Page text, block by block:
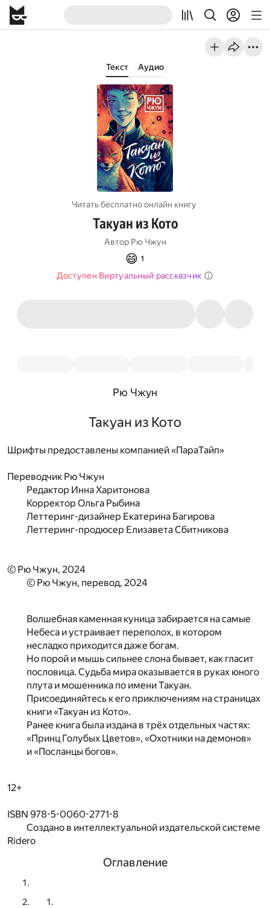
Текст Аудио
Читать бесплатно онлайн книгу
Такуан из Кото
Автор Рю Чжун
😄 1
Доступен Виртуальный рассказчик
Рю Чжун
Такуан из Кото
Шрифты предоставлены компанией «ПараТайп»
Переводчик Рю Чжун
Редактор Инна Харитонова
Корректор Ольга Рыбина
Леттеринг-дизайнер Екатерина Багирова
Леттеринг-продюсер Елизавета Сбитникова
© Рю Чжун, 2024
© Рю Чжун, перевод, 2024
Волшебная каменная куница забирается на самые
Небеса и устраивает переполох, в котором
несладко приходится даже богам.
Но порой и мышь сильнее слона бывает, как гласит
пословица. Судьба мира оказывается в руках юного
плута и мошенника по имени Такуан.
Присоединяйтесь к его приключениям на страницах
книги «Такуан из Кото».
Ранее книга была издана в трёх отдельных частях:
«Принц Голубых Цветов», «Охотники на демонов»
и «Посланцы богов».
12+
ISBN 978-5-0060-2771-8
Создано в интеллектуальной издательской системе
Ridero
Оглавление